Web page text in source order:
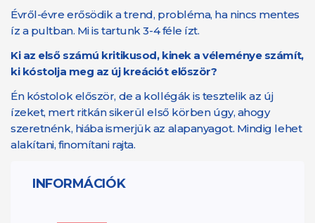
Évről-évre erősödik a trend, probléma, ha nincs mentes
íz a pultban. Mi is tartunk 3-4 féle ízt.
Ki az első számú kritikusod, kinek a véleménye számít,
ki kóstolja meg az új kreációt először?
Én kóstolok először, de a kollégák is tesztelik az új
ízeket, mert ritkán sikerül első körben úgy, ahogy
szeretnénk, hiába ismerjük az alapanyagot. Mindig lehet
alakítani, finomítani rajta.
INFORMÁCIÓK